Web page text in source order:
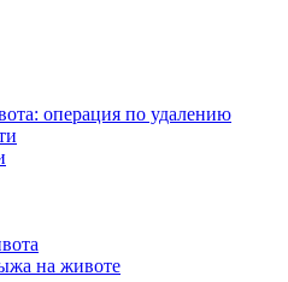
операция по удалению
на животе